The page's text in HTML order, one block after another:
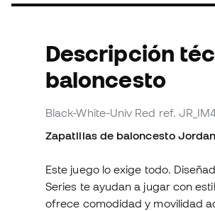
Descripción
baloncesto
Black-White-Univ Red ref.
Zapatillas de baloncesto
Este juego lo exige todo.
Series te ayudan a jugar con
ofrece comodidad y movilidad